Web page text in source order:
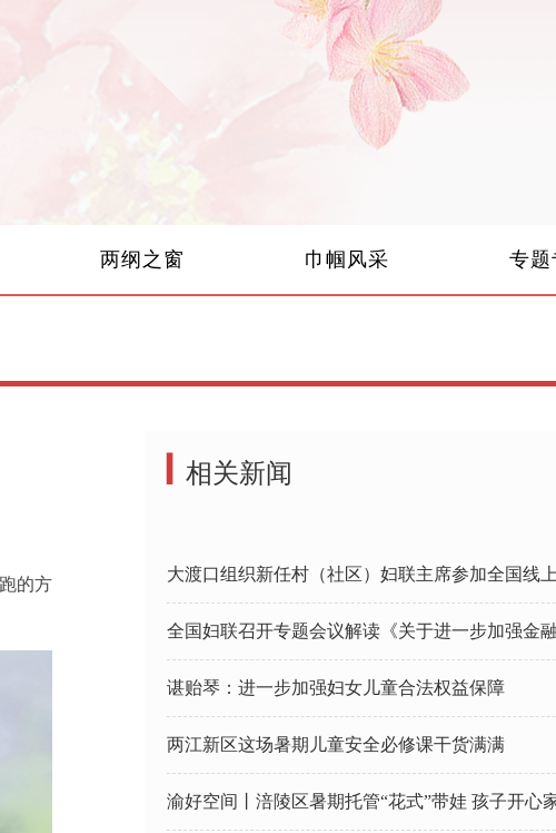
两纲之窗 巾帼风采 专题
的方
相关新闻
大渡口组织新任村（社区）妇联主席参加全国线
谌贻琴：进一步加强妇女 儿童合法权益保障
两江新区这场暑期儿童安全必修课干货满满
渝好空间丨涪陵区暑期托管“花式”带娃 孩子开心